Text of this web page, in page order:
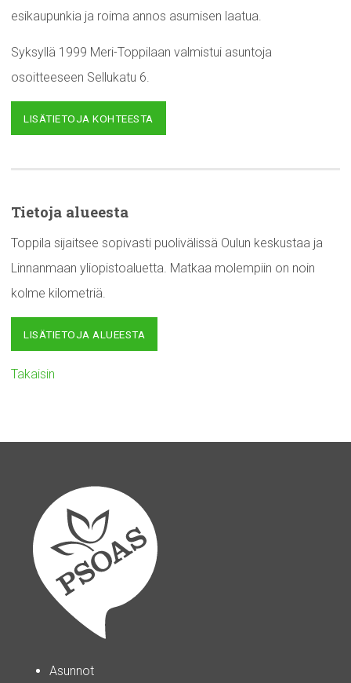
esikaupunkia ja roima annos asumisen laatua.
Syksyllä 1999 Meri-Toppilaan valmistui asuntoja
osoitteeseen Sellukatu 6.
LISÄTIETOJA KOHTEESTA
Tietoja alueesta
Toppila sijaitsee sopivasti puolivälissä Oulun keskustaa ja
Linnanmaan yliopistoaluetta. Matkaa molempiin on noin
kolme kilometriä.
LISÄTIETOJA ALUEESTA
Takaisin
Asunnot